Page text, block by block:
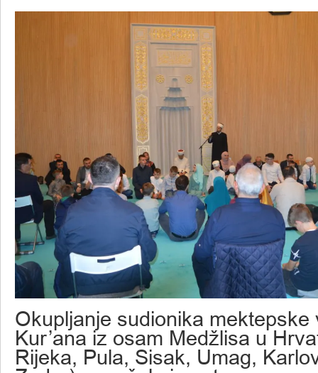
Okupljanje sudionika mektepske
Kur’ana iz osam Medžlisa u
Rijeka, Pula, Sisak, Umag,